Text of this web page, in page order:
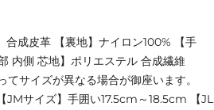
合成皮革 【裏地】ナイロン100% 【手
内側 芯地】ポリエステル 合成繊維
サイズが異なる場合が御座います。
JMサイズ】手囲い17.5cm～18.5cm 【JL